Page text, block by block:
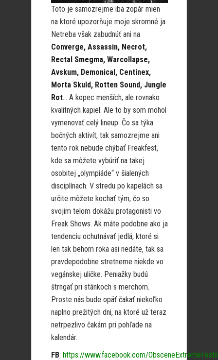
Toto je samozrejme iba zopár mien
na ktoré upozorňuje moje skromné ja.
Netreba však zabudnúť ani na
Converge, Assassin, Necrot,
Rectal Smegma, Warcollapse,
Avskum, Demonical, Centinex,
Morta Skuld, Rotten Sound, Jungle
Rot… A kopec menších, ale rovnako
kvalitných kapiel. Ale to by som mohol
vymenovať celý lineup. Čo sa týka
bočných aktivít, tak samozrejme ani
tento rok nebude chýbať Freakfest,
kde sa môžete vybúriť na takej
osobitej „olympiáde“ v šialených
disciplínach. V stredu po kapelách sa
určite môžete kochať tým, čo so
svojim telom dokážu protagonisti vo
Freak Shows. Ak máte podobne ako ja
tendenciu ochutnávať jedlá, ktoré si
len tak behom roka asi nedáte, tak sa
pravdepodobne stretneme niekde vo
vegánskej uličke. Peniažky budú
štrngať pri stánkoch s merchom.
Proste nás bude opäť čakať niekoľko
naplno prežitých dni, na ktoré už teraz
netrpezlivo čakám pri pohľade na
kalendár.
FB: https://www.facebook.com/